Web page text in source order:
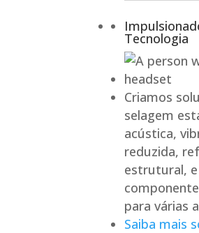
Tecnologia
Criamos
selagem
acústica,
reduzida,
estrutural, e
para várias
Saiba mais